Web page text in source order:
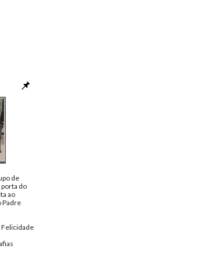
de
porta do
ao
Padre
Felicidade